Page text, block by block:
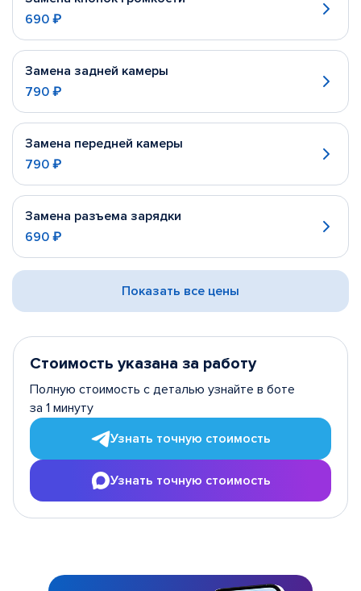
690 ₽
Замена задней камеры
790 ₽
Замена передней камеры
790 ₽
Замена разъема зарядки
690 ₽
Показать все цены
Стоимость указана за работу
Полную стоимость с деталью узнайте в боте
за 1 минуту
Узнать точную стоимость
Узнать точную стоимость